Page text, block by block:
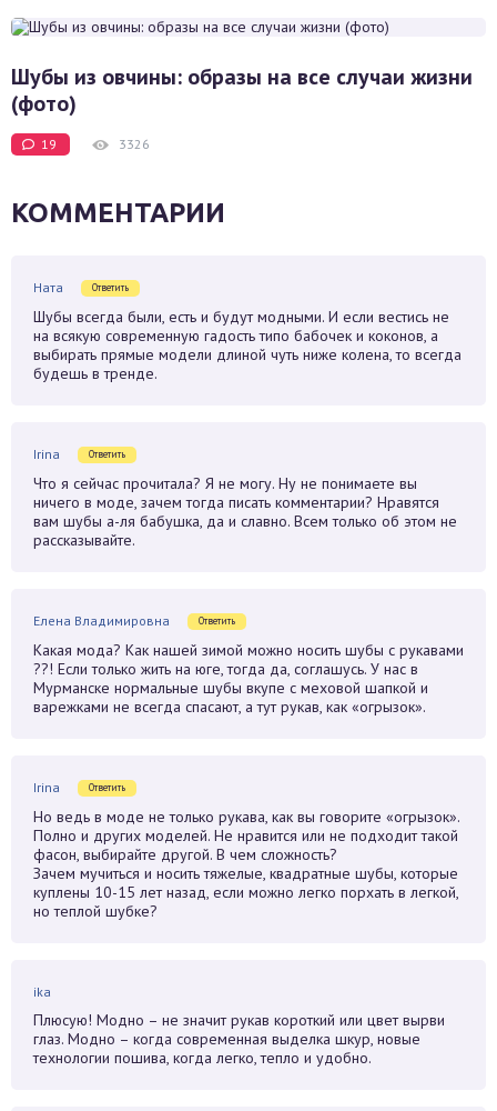
Шубы из овчины: образы на все случаи жизни
(фото)
19 3326
КОММЕНТАРИИ
Ната Ответить
Шубы всегда были, есть и будут модными. И если вестись не
на всякую современную гадость типо бабочек и коконов, а
выбирать прямые модели длиной чуть ниже колена, то всегда
будешь в тренде.
Irina Ответить
Что я сейчас прочитала? Я не могу. Ну не понимаете вы
ничего в моде, зачем тогда писать комментарии? Нравятся
вам шубы а-ля бабушка, да и славно. Всем только об этом не
рассказывайте.
Елена Владимировна Ответить
Какая мода? Как нашей зимой можно носить шубы с рукавами
??! Если только жить на юге, тогда да, соглашусь. У нас в
Мурманске нормальные шубы вкупе с меховой шапкой и
варежками не всегда спасают, а тут рукав, как «огрызок».
Irina Ответить
Но ведь в моде не только рукава, как вы говорите «огрызок».
Полно и других моделей. Не нравится или не подходит такой
фасон, выбирайте другой. В чем сложность?
Зачем мучиться и носить тяжелые, квадратные шубы, которые
куплены 10-15 лет назад, если можно легко порхать в легкой,
но теплой шубке?
ika
Плюсую! Модно – не значит рукав короткий или цвет вырви
глаз. Модно – когда современная выделка шкур, новые
технологии пошива, когда легко, тепло и удобно.